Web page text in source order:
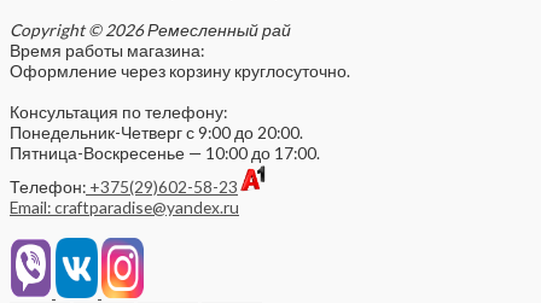
Copyright © 2026 Ремесленный рай
Время работы магазина:
Оформление через корзину круглосуточно.
Консультация по телефону:
Понедельник-Четверг с 9:00 до 20:00.
Пятница-Воскресенье — 10:00 до 17:00.
Телефон: +375(29)602-58-23
Email: craftparadise@yandex.ru